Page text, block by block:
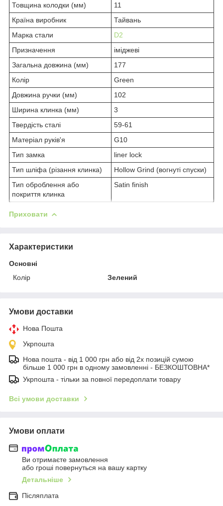
Товщина колодки (мм)
11
Країна виробник
Тайвань
Марка стали
D2
Призначення
іміджеві
Загальна довжина (мм)
177
Колір
Green
Довжина ручки (мм)
102
Ширина клинка (мм)
3
Твердість сталі
59-61
Матеріал руків'я
G10
Тип замка
liner lock
Тип шліфа (різання клинка)
Hollow Grind (вогнуті спуски)
Тип оброблення або
покриття клинка
Satin finish
Приховати
Характеристики
Основні
Колір
Зелений
Умови доставки
Нова Пошта
Укрпошта
Нова пошта - від 1 000 грн або від 2х позицій сумою
більше 1 000 грн в одному замовленні - БЕЗКОШТОВНА*
Укрпошта - тільки за повної передоплати товару
Всі умови доставки
Умови оплати
Ви отримаєте замовлення
або гроші повернуться на вашу картку
Детальніше
Післяплата